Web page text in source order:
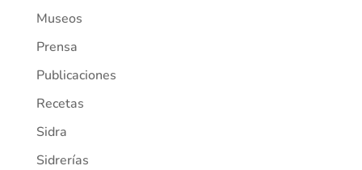
Museos
Prensa
Publicaciones
Recetas
Sidra
Sidrerías